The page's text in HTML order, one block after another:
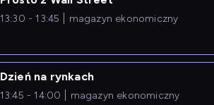
13:30 - 13:45 magazyn ekonomiczny
Dzień na rynkach
13:45 - 14:00 magazyn ekonomiczny